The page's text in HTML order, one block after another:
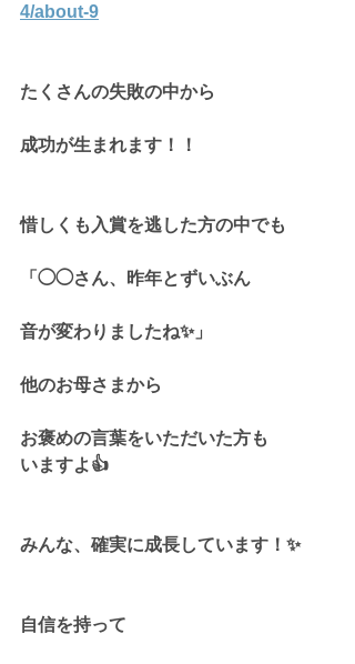
4/about-9
たくさんの失敗の中から
成功が生まれます！！
惜しくも入賞を逃した方の中でも
「◯◯さん、昨年とずいぶん
音が変わりましたね✨」
他のお母さまから
お褒めの言葉をいただいた方も
いますよ👍
みんな、確実に成長しています！✨
自信を持って